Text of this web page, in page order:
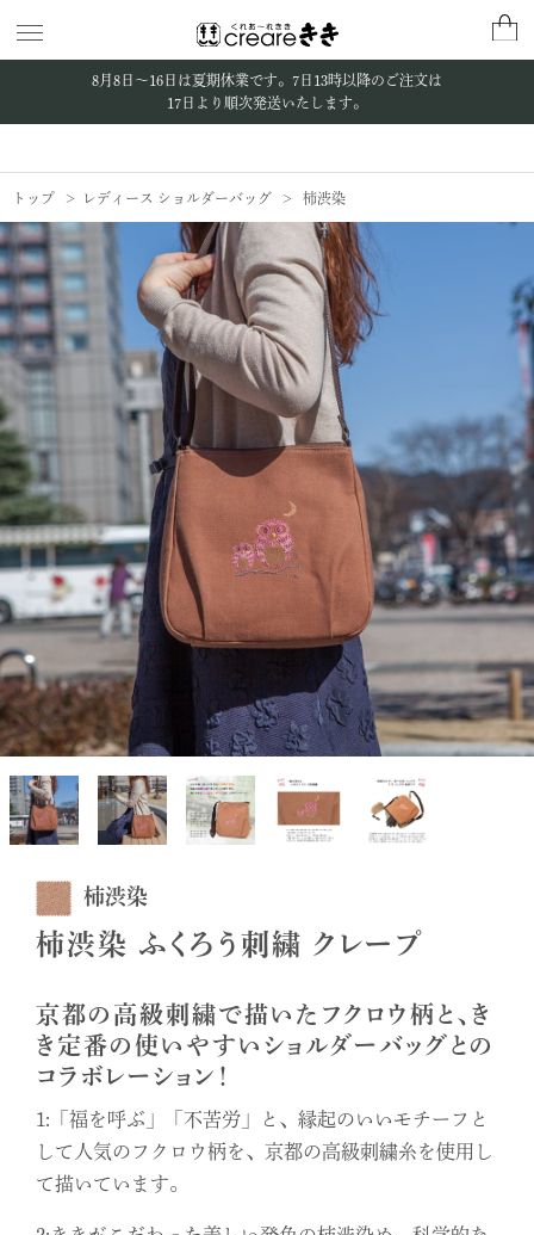
8月8日〜16日は夏期休業です。 7日13時以降のご注文は
17日より順次発送いたします。
トップ レディース ショルダーバッグ 柿渋染
柿渋染
柿渋染 ふくろう刺繍 クレープ
京都の高級刺繍で描いたフクロウ柄と、き
き定番の使いやすいショルダーバッグとの
コラボレーション！
1:「福を呼ぶ」「不苦労」と、縁起のいいモチーフと
して人気のフクロウ柄を、京都の高級刺繍糸を使用し
て描いています。